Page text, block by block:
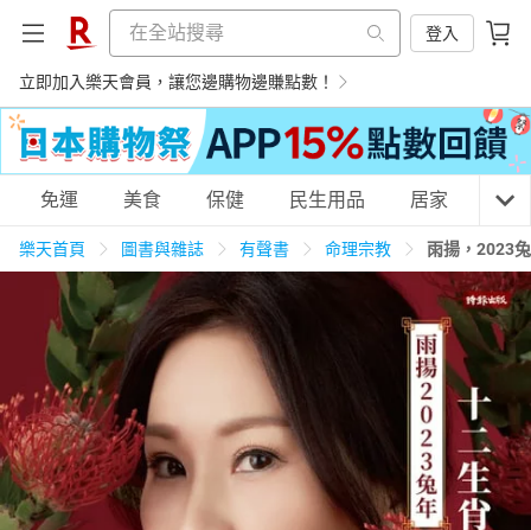
登入
立即加入樂天會員，讓您邊購物邊賺點數！
購物網分類
天天免運 美食蛋糕 民生用品
居家生活 3C家電 親子玩具
女裝 化妝保養 情趣用品
免運 美食 保健 民生用品 居家 3C
樂天首頁 圖書與雜誌 有聲書 命理宗教 雨揚，2023